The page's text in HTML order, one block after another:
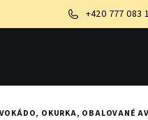
+420 777 083
OKURKA, OBALOVANÉ